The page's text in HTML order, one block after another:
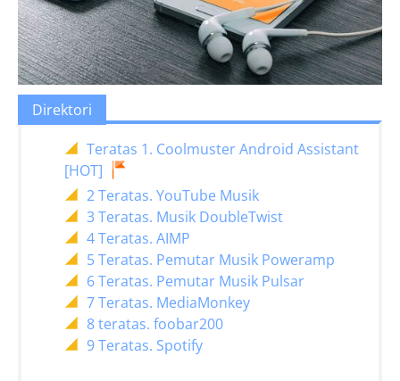
Direktori
Teratas 1. Coolmuster Android Assistant
[HOT]
2 Teratas. YouTube Musik
3 Teratas. Musik DoubleTwist
4 Teratas. AIMP
5 Teratas. Pemutar Musik Poweramp
6 Teratas. Pemutar Musik Pulsar
7 Teratas. MediaMonkey
8 teratas. foobar200
9 Teratas. Spotify